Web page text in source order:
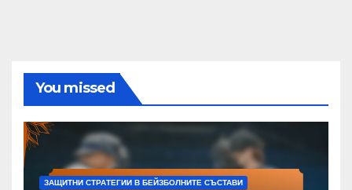
You missed
ЗАЩИТНИ СТРАТЕГИИ В БЕЙЗБОЛНИТЕ СЪСТАВИ